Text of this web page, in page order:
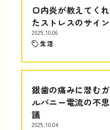
口内炎が教えてくれ
たストレスのサイン
2025.10.06
生活
銀歯の痛みに潜むガ
ルバニー電流の不思
議
2025.10.04